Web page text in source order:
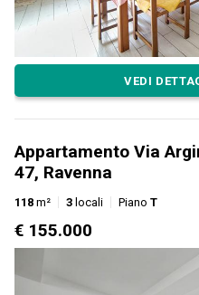
VEDI
Appartamento Via
47, Ravenna
118 m² 3 locali Piano T
€ 155.000